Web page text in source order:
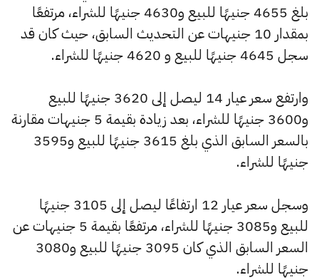
بلغ 4655 جنيهًا للبيع و4630 جنيهًا للشراء، مرتفعًا
بمقدار 10 جنيهات عن التحديث السابق، حيث كان قد
سجل 4645 جنيهًا للبيع و 4620 جنيهًا للشراء.
وارتفع سعر عيار 14 ليصل إلى 3620 جنيهًا للبيع
و3600 جنيهًا للشراء، بعد زيادة بقيمة 5 جنيهات مقارنة
بالسعر السابق الذي بلغ 3615 جنيهًا للبيع و3595
جنيهًا للشراء.
وسجل سعر عيار 12 ارتفاعًا ليصل إلى 3105 جنيهًا
للبيع و3085 جنيهًا للشراء، مرتفعًا بقيمة 5 جنيهات عن
السعر السابق الذي كان 3095 جنيهًا للبيع و3080
جنيهًا للشراء.